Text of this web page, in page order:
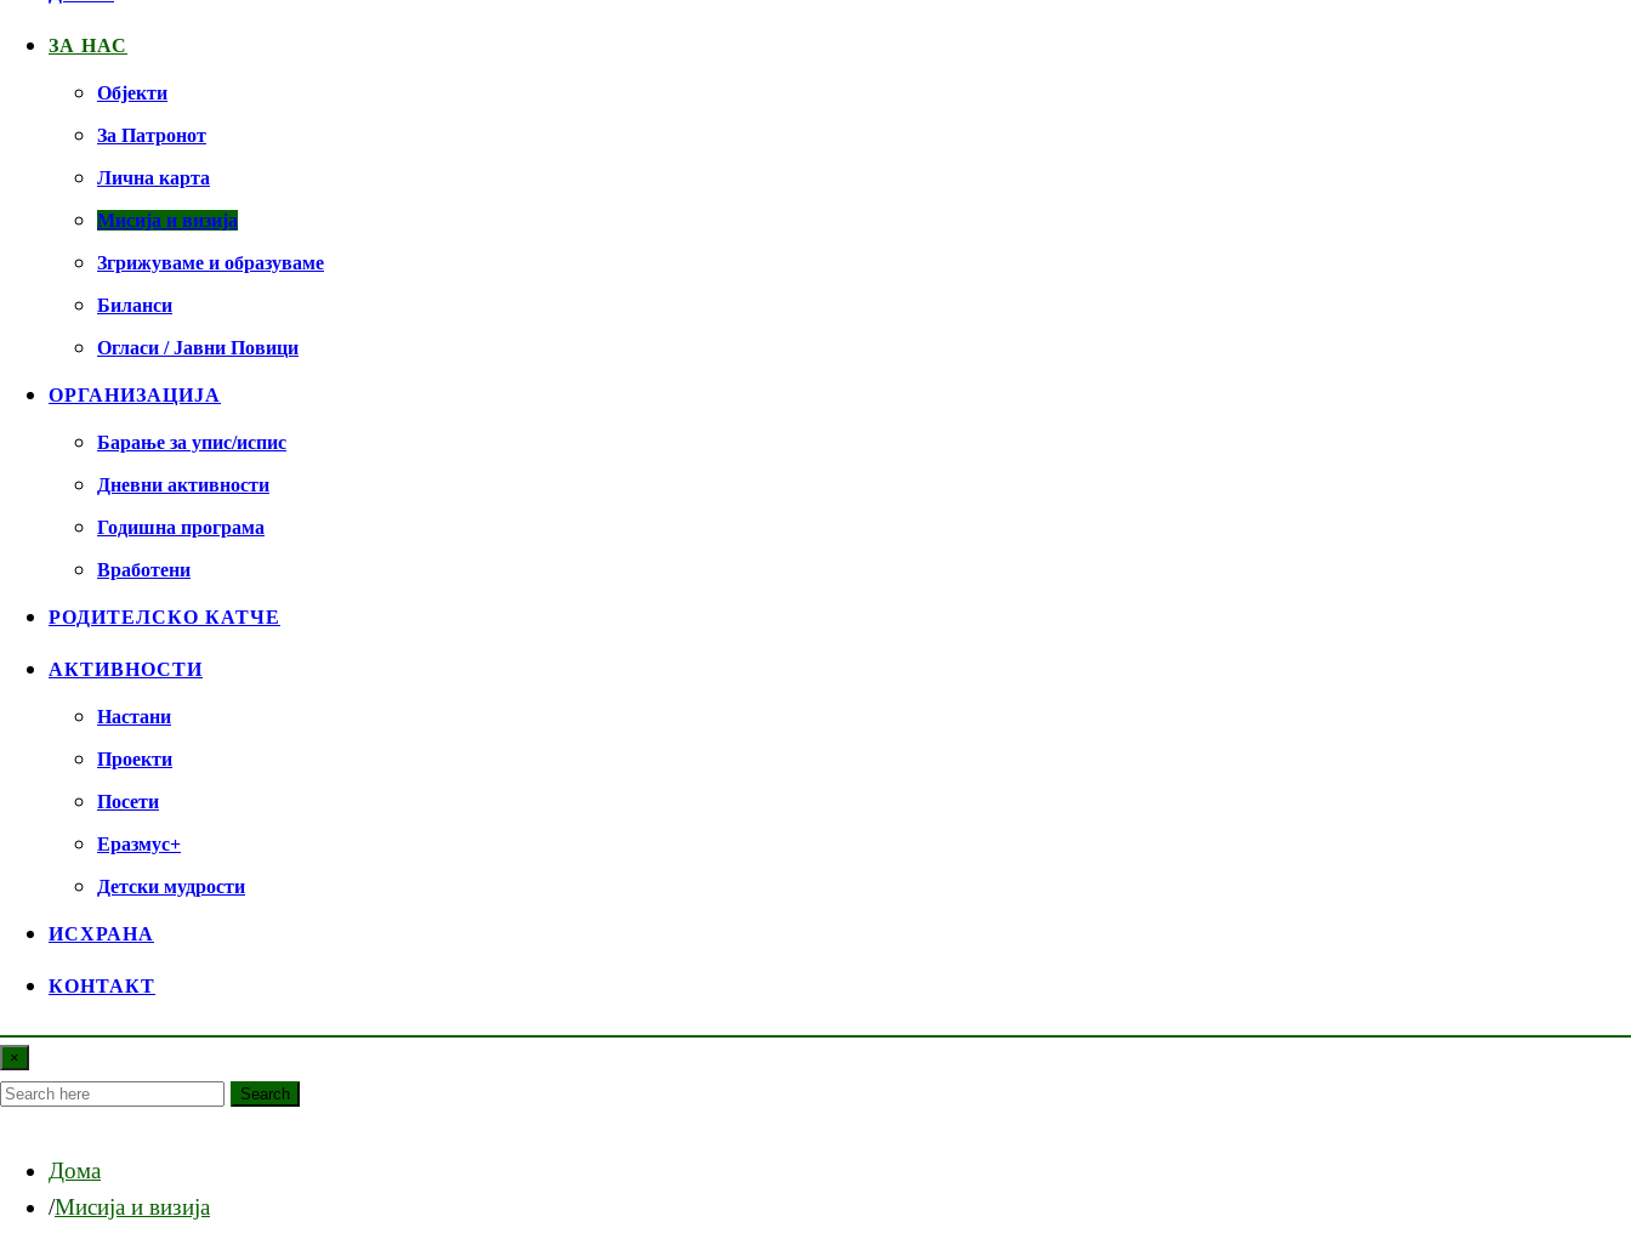
ЗА НАС
Објекти
За Патронот
Лична карта
Мисија и визија
Згрижуваме и образуваме
Биланси
Огласи / Јавни Повици
ОРГАНИЗАЦИЈА
Барање за упис/испис
Дневни активности
Годишна програма
Вработени
РОДИТЕЛСКО КАТЧЕ
АКТИВНОСТИ
Настани
Проекти
Посети
Еразмус+
Детски мудрости
ИСХРАНА
КОНТАКТ
×
Search
Дома
Мисија и визија